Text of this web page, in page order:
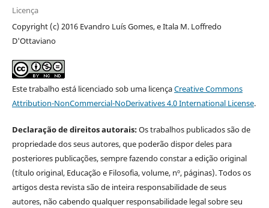
Licença
Copyright (c) 2016 Evandro Luís Gomes, e Itala M. Loffredo
D'Ottaviano
Este trabalho está licenciado sob uma licençaCreative Commons
Attribution-NonCommercial-NoDerivatives 4.0 International License.
Declaração de direitos autorais:Os trabalhos publicados são de
propriedade dos seus autores, que poderão dispor deles para
posteriores publicações, sempre fazendo constar a edição original
(título original, Educação e Filosofia, volume, nº, páginas). Todos os
artigos desta revista são de inteira responsabilidade de seus
autores, não cabendo qualquer responsabilidade legal sobre seu